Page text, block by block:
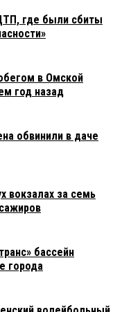
где были сбиты
в Омской
год назад
обвинили в даче
вокзалах за семь
бассейн
города